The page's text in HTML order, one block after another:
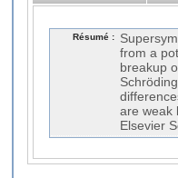
Résumé :
from a
breakup
are weak
Elsevier